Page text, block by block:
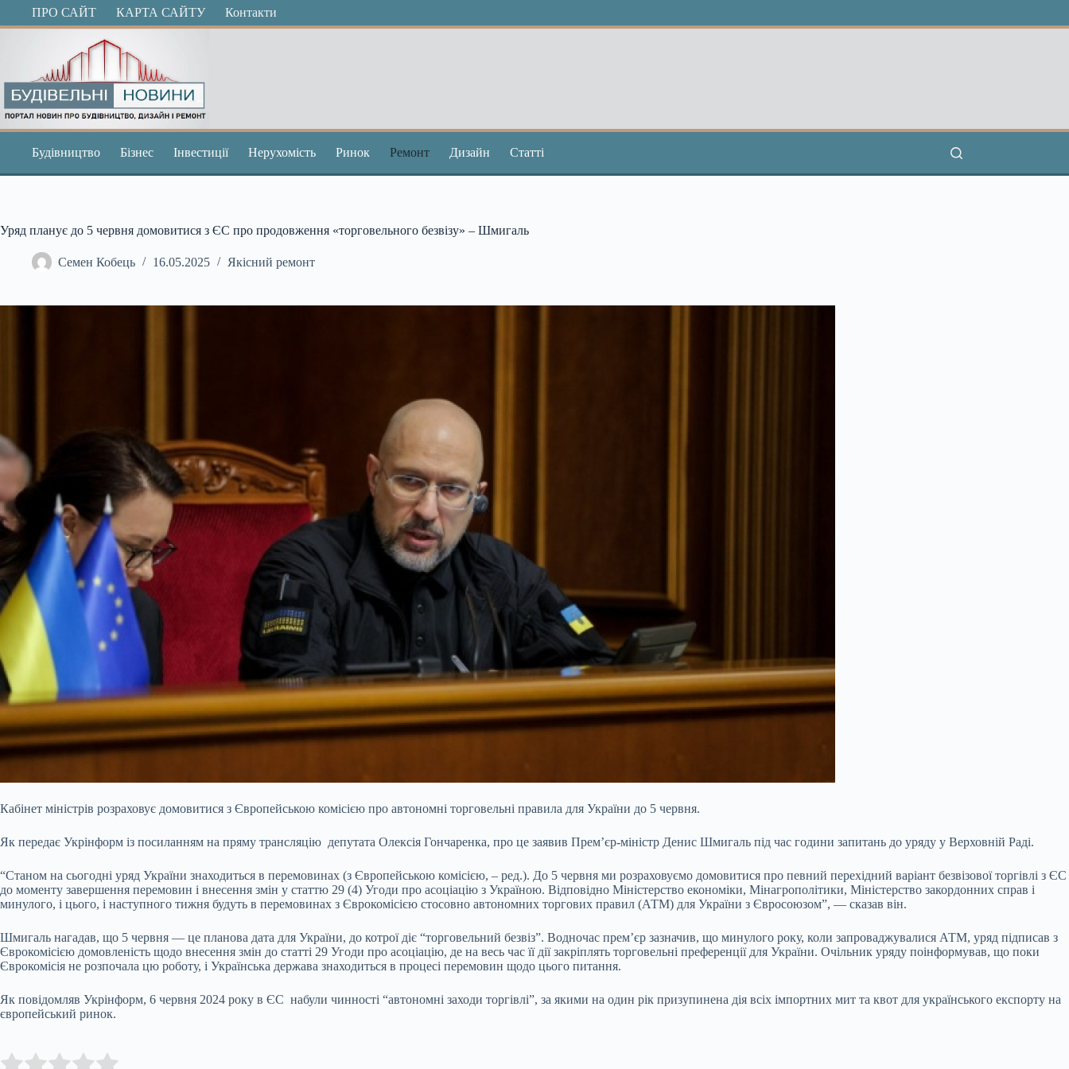
ПерейтиПРО САЙТ КАРТА САЙТУ Контакти
Будівництво Бізнес Інвестиції Нерухомість Ринок Ремонт Дизайн Статті
Уряд планує до 5 червня домовитися з ЄС про продовження «торговельного безвізу» – Шмигаль
Семен Кобець 16.05.2025 Якісний ремонт
Кабінет міністрів розраховує домовитися з Європейською комісією про автономні торговельні правила для України до 5 червня.
Як передає Укрінформ із посиланням на пряму трансляцію депутата Олексія Гончаренка, про це заявив Прем’єр-міністр Денис Шмигаль під час години запитань до уряду у Верховній Раді.
“Станом на сьогодні уряд України знаходиться в перемовинах (з Європейською комісією, – ред.). До 5 червня ми розраховуємо домовитися про певний перехідний варіант безвізової торгівлі з ЄС
до моменту завершення перемовин і внесення змін у статтю 29 (4) Угоди про асоціацію з Україною. Відповідно Міністерство економіки, Мінагрополітики, Міністерство закордонних справ і
минулого, і цього, і наступного тижня будуть в перемовинах з Єврокомісією стосовно автономних торгових правил (АТМ) для України з Євросоюзом”, — сказав він.
Шмигаль нагадав, що 5 червня — це планова дата для України, до котрої діє “торговельний безвіз”. Водночас прем’єр зазначив, що минулого року, коли запроваджувалися АТМ, уряд підписав з
Єврокомісією домовленість щодо внесення змін до статті 29 Угоди про асоціацію, де на весь час її дії закріплять торговельні преференції для України. Очільник уряду поінформував, що поки
Єврокомісія не розпочала цю роботу, і Українська держава знаходиться в процесі перемовин щодо цього питання.
Як повідомляв Укрінформ, 6 червня 2024 року в ЄС набули чинності “автономні заходи торгівлі”, за якими на один рік призупинена дія всіх імпортних мит та квот для українського експорту на
європейський ринок.
Rate this item: